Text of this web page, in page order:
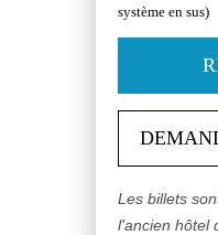
système en sus)
Les billets
l'ancien hôtel